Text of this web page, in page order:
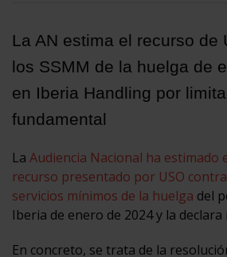
La AN estima el recurso de
los SSMM de la huelga de
en Iberia Handling por
fundamental
La Audiencia Nacional ha estimado
recurso presentado por USO
servicios mínimos de la huelga del
Iberia de enero de 2024 y la declara
En concreto, se trata de la